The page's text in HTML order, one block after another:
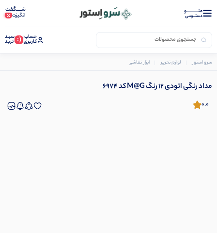
منــــــــــــو
دستــرسی
شـــــگفت
انگیزت
حساب
کاربری (: سبـد
خرید
سرو استور لوازم تحریر ابزار نقاشی و رنگ آمیزی
مداد رنگی اتودی 12 رنگ M@G کد 6974
0.0